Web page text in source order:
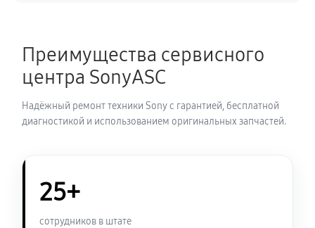
Преимущества сервисного
центра SonyASC
Надёжный ремонт техники Sony с гарантией, бесплатной
диагностикой и использованием оригинальных запчастей.
25+
сотрудников в штате